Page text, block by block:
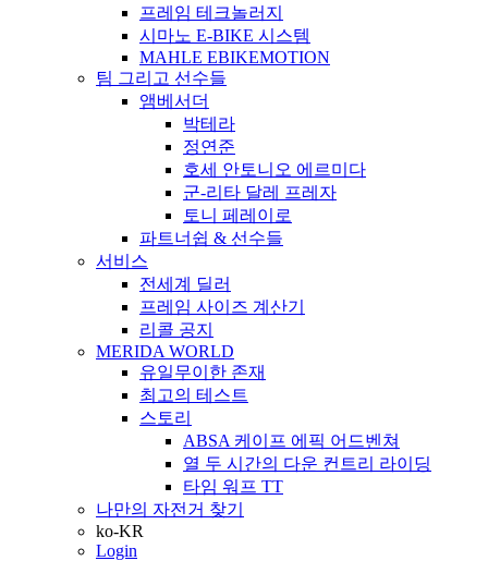
프레임 테크놀러지
시마노 E-BIKE 시스템
MAHLE EBIKEMOTION
팀 그리고 선수들
앰베서더
박테라
정연준
호세 안토니오 에르미다
군-리타 달레 프레자
토니 페레이로
파트너쉽 & 선수들
서비스
전세계 딜러
프레임 사이즈 계산기
리콜 공지
MERIDA WORLD
유일무이한 존재
최고의 테스트
스토리
ABSA 케이프 에픽 어드벤쳐
열 두 시간의 다운 컨트리 라이딩
타임 워프 TT
나만의 자전거 찾기
ko-KR
Login